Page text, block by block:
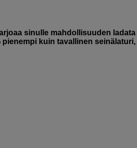
sinulle mahdollisuuden ladata
kuin tavallinen